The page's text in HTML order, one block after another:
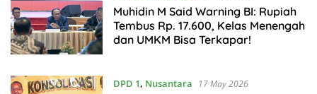
Muhidin M Said Warning BI: Rupiah
Tembus Rp. 17.600, Kelas Menengah
dan UMKM Bisa Terkapar!
DPD 1, Nusantara 17 May 2026